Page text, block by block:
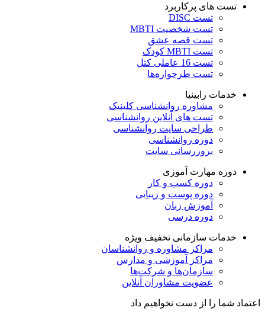
تست های پرکاربرد
تست DISC
تست شخصیت MBTI
تست قصه عشق
تست MBTI کودک
تست 16 عاملی کتل
تست طرحواره‌ها
خدمات رابینیا
مشاوره روانشناسی کلینیک
تست های آنلاین روانشناسی
طراحی سایت روانشناسی
دوره روانشناسی
بروزرسانی سایت
دوره مهارت آموزی
دوره کسب و کار
دوره پوست و زیبایی
آموزش زبان
دوره درسی
خدمات سازمانی تخفیف ویژه
مراکز مشاوره و روانشناسان
مراکز آموزشی و مدارس
سازمان‌ها و شرکت‌ها
عضویت مشاوران آنلاین
اعتماد شما را از دست نخواهیم داد